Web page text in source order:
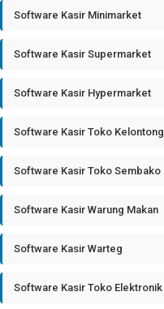
Software Kasir Minimarket
Software Kasir Supermarket
Software Kasir Hypermarket
Software Kasir Toko Kelontong
Software Kasir Toko Sembako
Software Kasir Warung Makan
Software Kasir Warteg
Software Kasir Toko Elektronik